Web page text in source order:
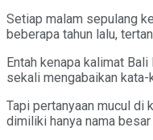
Setiap malam sepulang
beberapa tahun lalu,
Entah kenapa kalimat
sekali mengabaikan
Tapi pertanyaan mucul di
dimiliki hanya nama